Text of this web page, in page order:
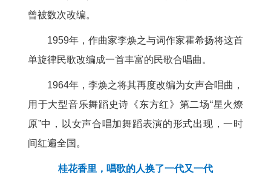
曾被数次改编。
1959年，作曲家李焕之与词作家霍希扬将这首
单旋律民歌改编成一首丰富的民歌合唱曲。
1964年，李焕之将其再度改编为女声合唱曲，
用于大型音乐舞蹈史诗《东方红》第二场“星火燎
原”中，以女声合唱加舞蹈表演的形式出现，一时
间红遍全国。
桂花香里，唱歌的人换了一代又一代